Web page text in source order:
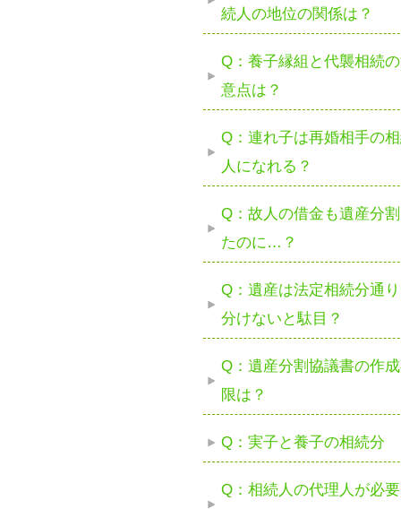
続人の地位の関係は？
Q：養子縁組と代襲相続
意点は？
Q：連れ子は再婚相手の
人になれる？
Q：故人の借金も遺産分
たのに…？
Q：遺産は法定相続分通
分けないと駄目？
Q：遺産分割協議書の作
限は？
Q：実子と養子の相続分
Q：相続人の代理人が必